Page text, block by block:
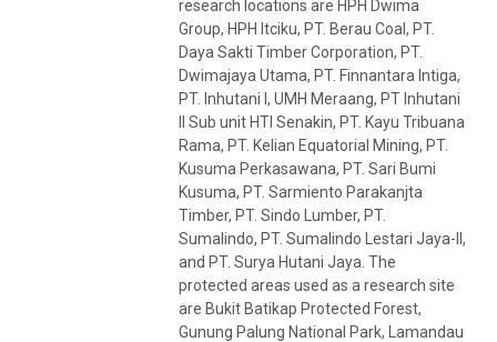
research locations are HPH Dwima
Group, HPH Itciku, PT. Berau Coal, PT.
Daya Sakti Timber Corporation, PT.
Dwimajaya Utama, PT. Finnantara Intiga,
PT. Inhutani I, UMH Meraang, PT Inhutani
II Sub unit HTI Senakin, PT. Kayu Tribuana
Rama, PT. Kelian Equatorial Mining, PT.
Kusuma Perkasawana, PT. Sari Bumi
Kusuma, PT. Sarmiento Parakanjta
Timber, PT. Sindo Lumber, PT.
Sumalindo, PT. Sumalindo Lestari Jaya-II,
and PT. Surya Hutani Jaya. The
protected areas used as a research site
are Bukit Batikap Protected Forest,
Gunung Palung National Park, Lamandau